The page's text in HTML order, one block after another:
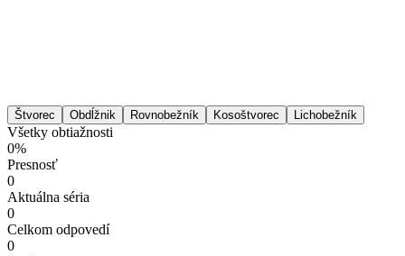
Štvorec Obdĺžnik Rovnobežník Kosoštvorec Lichobežník
Všetky obtiažnosti
0%
Presnosť
0
Aktuálna séria
0
Celkom odpovedí
0